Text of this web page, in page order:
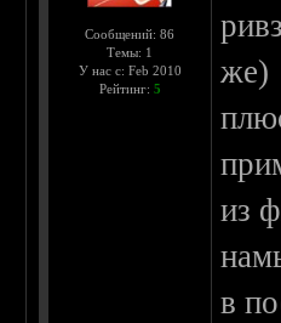
Сообщений: 86
Темы: 1
У нас с: Feb 2010
Рейтинг: 5
же)
из
в